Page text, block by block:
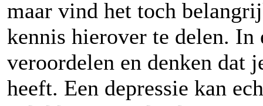
maar vind het toch
kennis hierover te delen. In
veroordelen en denken dat
heeft. Een depressie kan